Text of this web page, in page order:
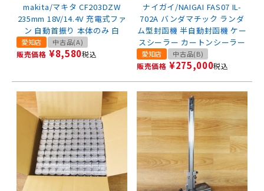
makita/マキタ CF203DZW
235mm 18V/14.4V 充電式ファ
ン 自動首振り 本体のみ 白
愛知店 中古品(A)
販売価格 ¥8,580税込
ナイガイ/NAIGAI FAS07 IL-
702A バンダマチック ランダ
ム型封函機 半自動封函機 ケー
スシーラー カートンシーラー
愛知店 中古品(B)
販売価格 ¥275,000税込